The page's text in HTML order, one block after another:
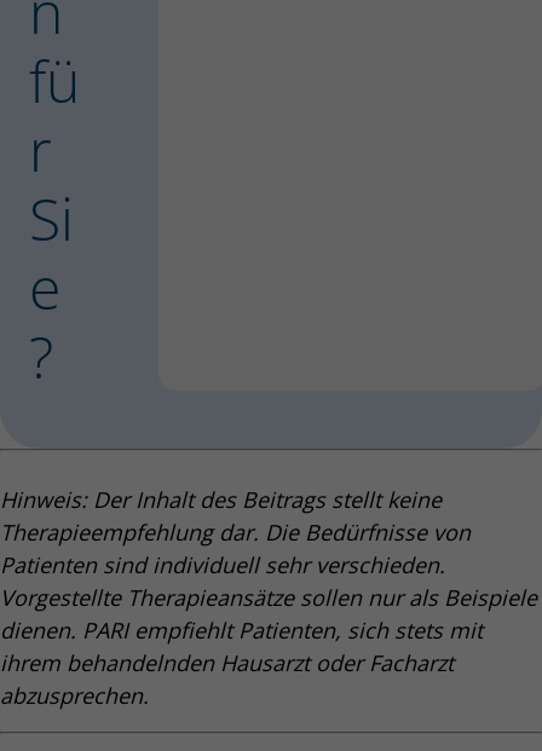
fü
r
Si
e
?
Hinweis: Der Inhalt des Beitrags stellt keine
Therapieempfehlung dar. Die Bedürfnisse von
Patienten sind individuell sehr verschieden.
Vorgestellte Therapieansätze sollen nur als Beispiele
dienen. PARI empfiehlt Patienten, sich stets mit
ihrem behandelnden Hausarzt oder Facharzt
abzusprechen.